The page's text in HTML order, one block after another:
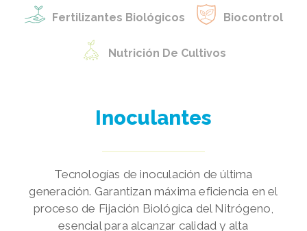
Fertilizantes Biológicos Biocontrol
Nutrición De Cultivos
Inoculantes
Tecnologías de inoculación de última
generación. Garantizan máxima eficiencia en el
proceso de Fijación Biológica del Nitrógeno,
esencial para alcanzar calidad y alta